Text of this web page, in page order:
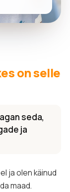
on selle
seda,
ja
ja olen käinud
maad.